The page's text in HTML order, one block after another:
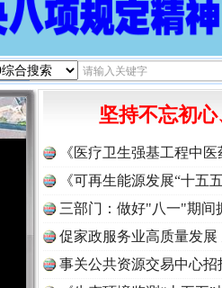
坚持不忘初
《医疗卫生强基工程中
《可再生能源发展“十五
三部门：做好"八一"期间
促家政服务业高质量发展
事关公共资源交易中心